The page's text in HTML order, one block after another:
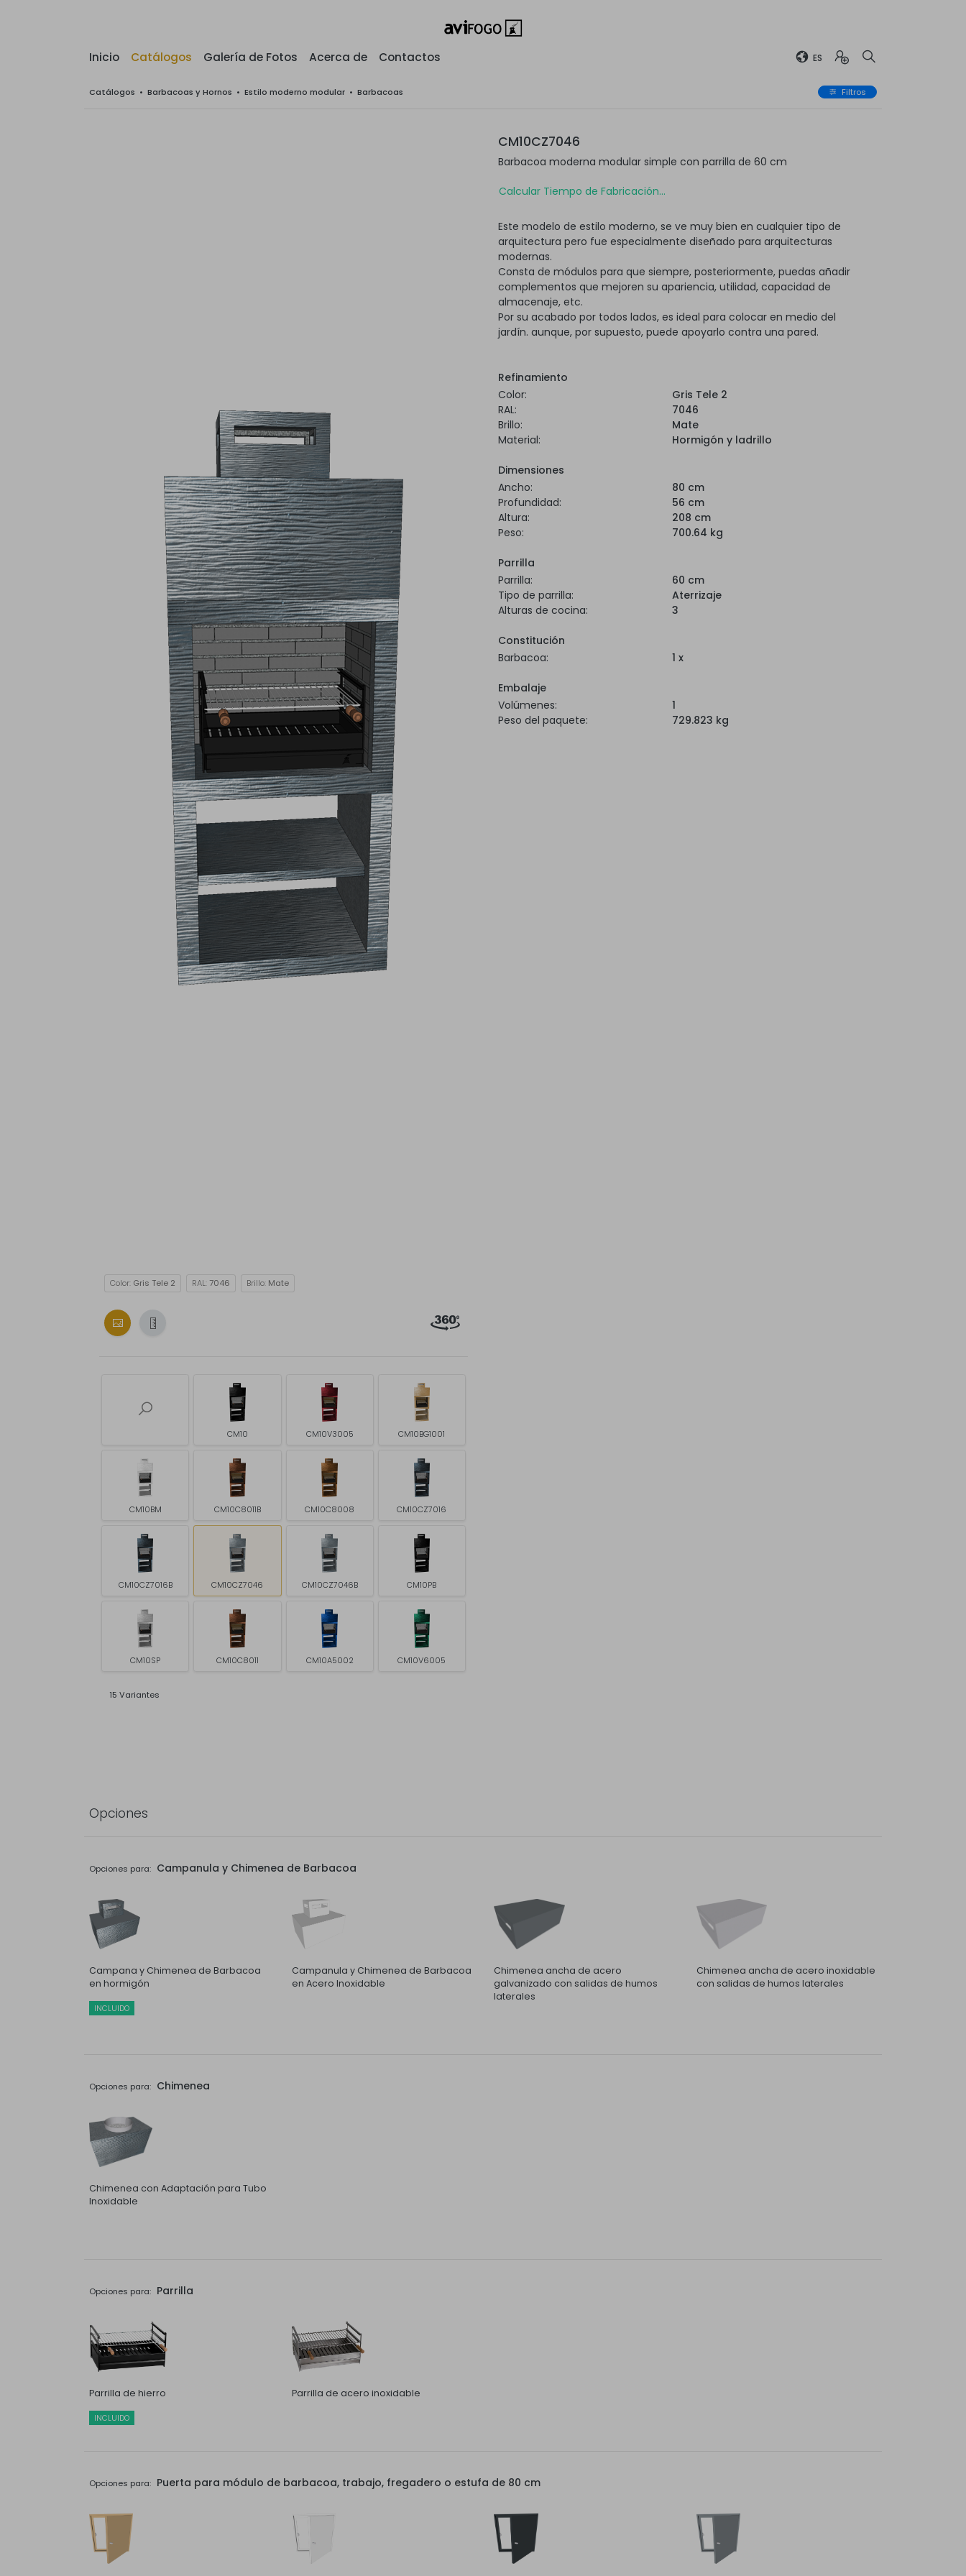
Inicio Catálogos Galería de Fotos Acerca de Contactos ES
Catálogos • Barbacoas y Hornos • Estilo moderno modular • Barbacoas Filtros
Color: Gris Tele 2 RAL:7046 Brillo: Mate
CM10 CM10V3005 CM10BG1001
CM10BM CM10C8011B CM10C8008 CM10CZ7016
CM10CZ7016B CM10CZ7046 CM10CZ7046B CM10PB
CM10SP CM10C8011 CM10A5002 CM10V6005
15 Variantes
CM10CZ7046
Barbacoa moderna modular simple con parrilla de 60 cm
Calcular Tiempo de Fabricación...
Este modelo de estilo moderno, se ve muy bien en cualquier tipo de
arquitectura pero fue especialmente diseñado para arquitecturas
modernas.
Consta de módulos para que siempre, posteriormente, puedas añadir
complementos que mejoren su apariencia, utilidad, capacidad de
almacenaje, etc.
Por su acabado por todos lados, es ideal para colocar en medio del
jardín. aunque, por supuesto, puede apoyarlo contra una pared.
Refinamiento
Color:
Gris Tele 2
RAL:
7046
Brillo:
Mate
Material:
Hormigón y ladrillo
Dimensiones
Ancho:
80 cm
Profundidad:
56 cm
Altura:
208 cm
Peso:
700.64 kg
Parrilla
Parrilla:
60 cm
Tipo de parrilla:
Aterrizaje
Alturas de cocina:
3
Constitución
Barbacoa:
1 x
Embalaje
Volúmenes:
1
Peso del paquete:
729.823 kg
Opciones
Opciones para: Campanula y Chimenea de Barbacoa
Campana y Chimenea de Barbacoa
en hormigón
INCLUIDO
Campanula y Chimenea de Barbacoa
en Acero Inoxidable
Chimenea ancha de acero
galvanizado con salidas de humos
laterales
Chimenea ancha de acero inoxidable
con salidas de humos laterales
Opciones para: Chimenea
Chimenea con Adaptación para Tubo
Inoxidable
Opciones para: Parrilla
Parrilla de hierro
INCLUIDO
Parrilla de acero inoxidable
Opciones para: Puerta para módulo de barbacoa, trabajo, fregadero o estufa de 80 cm